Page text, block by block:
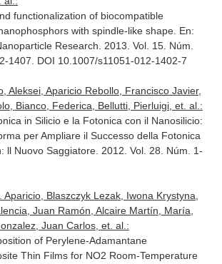
functionalization of biocompatible
with spindle-like shape. En:
Research . 2013. Vol. 15. Núm.
1407. DOI 10.1007/s11051-012-1402-7
Aleksei, Aparicio Rebollo, Francisco Javier,
Bianco, Federica, Bellutti, Pierluigi, et. al.:
in Silicio e la Fotonica con il Nanosilicio:
per Ampliare il Successo della Fotonica
ll Nuovo Saggiatore. 2012. Vol. 28. Núm. 1-
Aparicio, Blaszczyk Lezak, Iwona Krystyna,
Juan Ramón, Alcaire Martín, María,
Juan Carlos, et. al.:
of Perylene-Adamantane
Thin Films for NO2 Room-Temperature